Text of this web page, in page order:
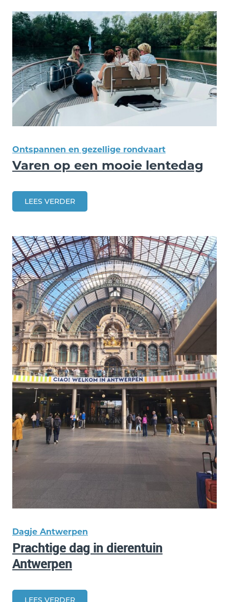
Ontspannen en gezellige rondvaart
Varen op een mooie lentedag
LEES VERDER
Dagje Antwerpen
Prachtige dag in dierentuin
Antwerpen
LEES VERDER